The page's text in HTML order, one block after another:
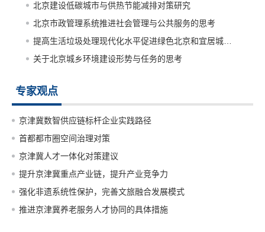
北京建设低碳城市与供热节能减排对策研究
北京市政管理系统推进社会管理与公共服务的思考
提高生活垃圾处理现代化水平促进绿色北京和宜居城市建设的思考
关于北京城乡环境建设形势与任务的思考
专家观点
京津冀数智供应链标杆企业实践路径
首都都市圈空间治理对策
京津冀人才一体化对策建议
提升京津冀重点产业链，提升产业竞争力
强化非遗系统性保护，完善文旅融合发展模式
推进京津冀养老服务人才协同的具体措施